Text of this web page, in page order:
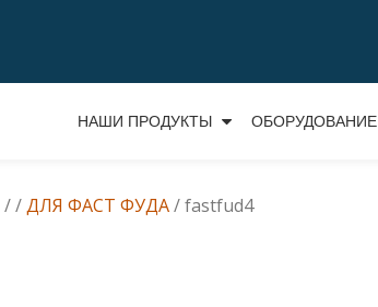
НАШИ ПРОДУКТЫ ОБОРУДОВАНИЕ
//ДЛЯ ФАСТ ФУДА/fastfud4